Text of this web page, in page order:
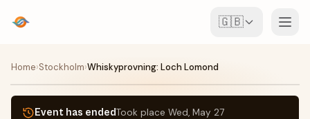
🇬🇧
Events
Map
Home›Stockholm›Whiskyprovning: Loch Lomond
Event has endedTook place Wed, May 27